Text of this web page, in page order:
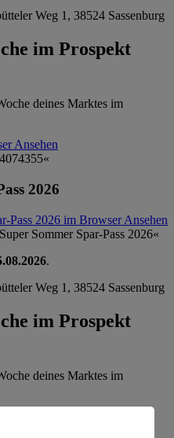
Weg 1, 38524 Sassenburg
im Prospekt
deines Marktes im
Ansehen
2026
Pass 2026 im BrowserAnsehen
.
Weg 1, 38524 Sassenburg
im Prospekt
deines Marktes im